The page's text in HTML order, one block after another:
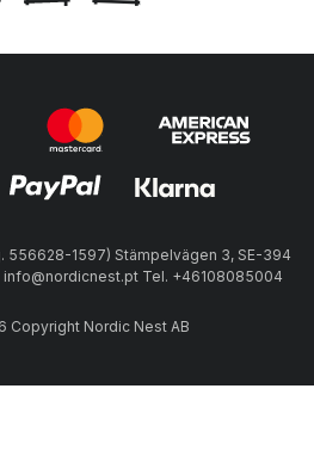
556628-1597) Stämpelvägen 3, SE-394
info@nordicnest.pt Tel. +46108085004
Copyright Nordic Nest AB